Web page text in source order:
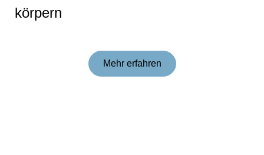
kör­pern
Mehr erfahren